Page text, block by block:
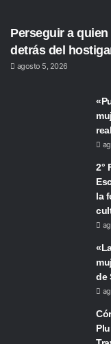
Perseguir a
detrás del
agosto 5, 2026
2°
la
de